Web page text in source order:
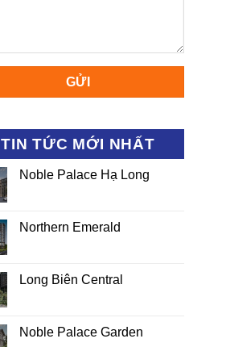
TIN TỨC MỚI NHẤT
Noble Palace Hạ Long
Northern Emerald
Long Biên Central
Noble Palace Garden